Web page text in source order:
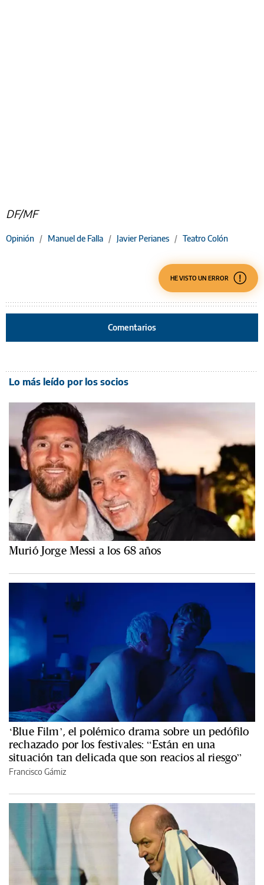
DF/MF
Opinión / Manuel de Falla / Javier Perianes / Teatro Colón
HE VISTO UN ERROR
Comentarios
Lo más leído por los socios
Murió Jorge Messi a los 68 años
‘Blue Film’, el polémico drama sobre un pedófilo
rechazado por los festivales: “Están en una
situación tan delicada que son reacios al riesgo”
Francisco Gámiz